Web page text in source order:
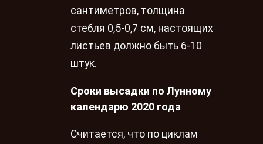
сантиметров, толщина
стебля 0,5-0,7 см, настоящих
листьев должно быть 6-10
штук.
Сроки высадки по Лунному
календарю 2020 года
Считается, что по циклам